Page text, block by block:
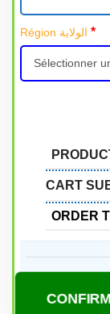
Région الولاية*
CART
ORDER